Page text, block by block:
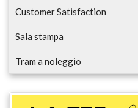
Customer Satisfaction
Sala stampa
Tram a noleggio